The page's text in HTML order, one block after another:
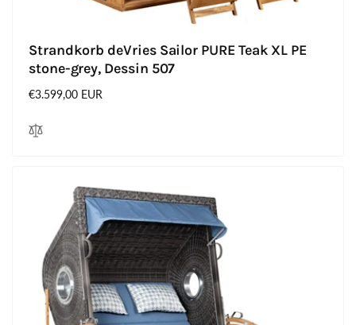
Strandkorb deVries Sailor PURE Teak XL PE
stone-grey, Dessin 507
Normaler
€3.599,00 EUR